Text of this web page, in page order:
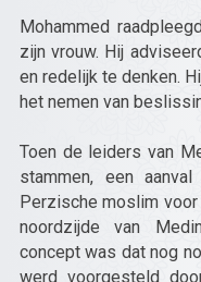
Mohammed
zijn vrouw. Hij
en redelijk te denken.
het nemen van
Toen de leiders van
stammen, een
Perzische moslim voor
noordzijde van
concept was dat nog
werd voorgesteld